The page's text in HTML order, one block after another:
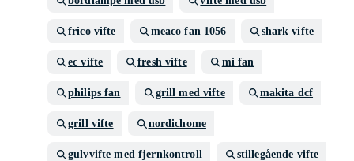
frico vifte meaco fan 1056 shark vifte
ec vifte fresh vifte mi fan
philips fan grill med vifte makita dcf
grill vifte nordichome
gulvvifte med fjernkontroll stillegående vifte